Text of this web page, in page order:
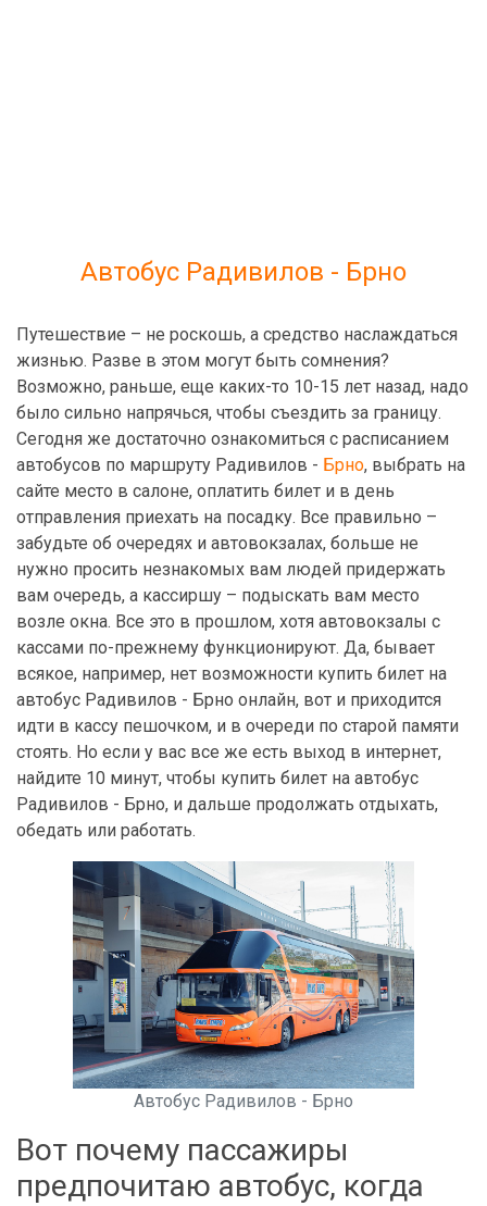
Автобус Радивилов - Брно
Путешествие – не роскошь, а средство наслаждаться
жизнью. Разве в этом могут быть сомнения?
Возможно, раньше, еще каких-то 10-15 лет назад, надо
было сильно напрячься, чтобы съездить за границу.
Сегодня же достаточно ознакомиться с расписанием
автобусов по маршруту Радивилов - Брно, выбрать на
сайте место в салоне, оплатить билет и в день
отправления приехать на посадку. Все правильно –
забудьте об очередях и автовокзалах, больше не
нужно просить незнакомых вам людей придержать
вам очередь, а кассиршу – подыскать вам место
возле окна. Все это в прошлом, хотя автовокзалы с
кассами по-прежнему функционируют. Да, бывает
всякое, например, нет возможности купить билет на
автобус Радивилов - Брно онлайн, вот и приходится
идти в кассу пешочком, и в очереди по старой памяти
стоять. Но если у вас все же есть выход в интернет,
найдите 10 минут, чтобы купить билет на автобус
Радивилов - Брно, и дальше продолжать отдыхать,
обедать или работать.
Автобус Радивилов - Брно
Вот почему пассажиры
предпочитаю автобус, когда